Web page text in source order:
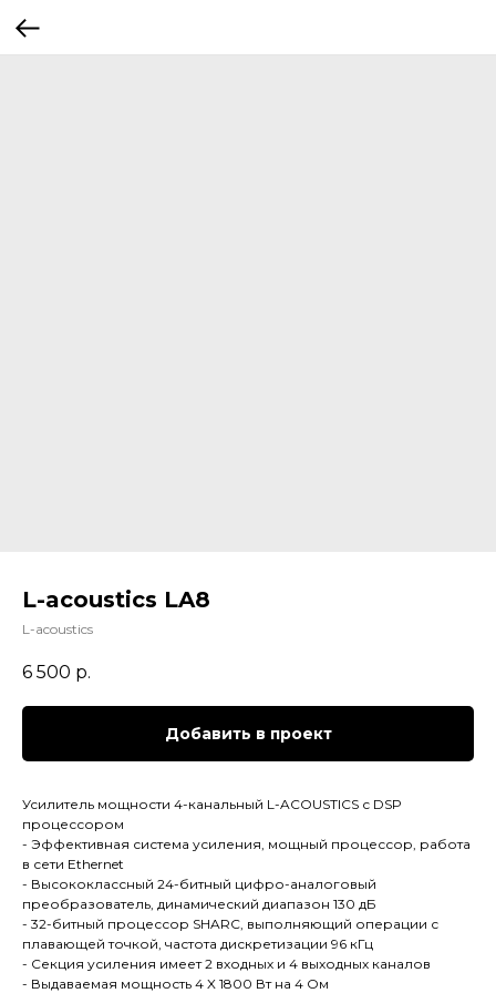
L-acoustics LA8
L-acoustics
6 500 р.
Добавить в проект
Усилитель мощности 4-канальный L-ACOUSTICS с DSP
процессором
- Эффективная система усиления, мощный процессор, работа
в сети Ethernet
- Высококлассный 24-битный цифро-аналоговый
преобразователь, динамический диапазон 130 дБ
- 32-битный процессор SHARC, выполняющий операции с
плавающей точкой, частота дискретизации 96 кГц
- Секция усиления имеет 2 входных и 4 выходных каналов
- Выдаваемая мощность 4 X 1800 Вт на 4 Ом